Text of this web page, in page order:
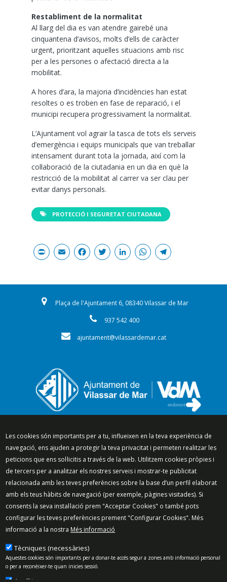
Restabliment de la normalitat
Al llarg del dia es van atendre gairebé una
cinquantena d’avisos, molts d’ells de caràcter
urgent, prioritzant aquelles situacions amb risc
per a les persones o afectació directa a la
mobilitat.
A hores d’ara, la majoria d’incidències han estat
resoltes o es troben en fase de reparació, i el
municipi recupera progressivament la normalitat.
L’Ajuntament vol agrair la tasca de tots els serveis
d’emergència i equips municipals que van treballar
intensament durant tota la jornada, així com la
col·laboració de la ciutadania en un dia en què la
restricció de la mobilitat al carrer va ser clau per
evitar danys personals.
PROTECCIÓ I SEGURETAT CIUTADANA
PrintEmailFacebook
Twitter
LinkedIn
Plaça de l'Ajuntament 6, 08340 Vilassar de Mar
937 542 400
ajuntament@vilassardemar.cat
Segueix-nos a:
Mapa del lloc
Política de Privacitat
Política de Xarxes Socials
Política de cookies
Protecció de dades
Avís legal
Contacte
Preguntes freqüents
© 2025 - Ajuntament de Vilassar de Mar
Les cookies són importants per a tu, influeixen en la teva experiència de
navegació, ens ajuden a protegir la teva privacitat i permeten realitzar les
peticions que ens sol·licitis a través de la web. Utilitzem cookies pròpies i
de tercers per a analitzar els nostres serveis i mostrar-te publicitat
relacionada amb les teves preferències sobre la base d’un perfil elaborat
amb els teus hàbits de navegació (per exemple, pàgines visitades). Si
consents la seva instal·lació prem "Acceptar Cookies" o també pots
configurar les teves preferències prement "Configurar Cookies". Més
informació a la nostra Més informació
Tècniques (necessàries)
Aquestes cookies són importants per a donar-te accés segur a zones amb informació personal
o per a reconèixer-te quan inicies sessió.